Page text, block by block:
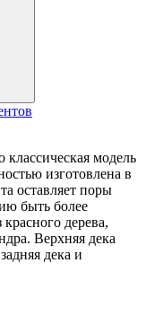
модель
изготовлена в
оставляет поры
быть более
дерева,
Верхняя дека
дека и